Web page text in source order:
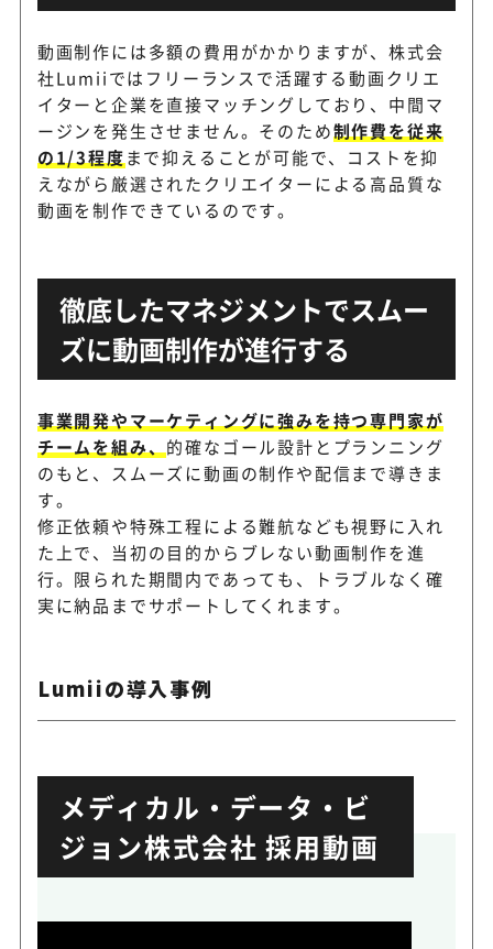
動画制作には多額の費用がかかりますが、株式会
社Lumiiではフリーランスで活躍する動画クリエ
イターと企業を直接マッチングしており、中間マ
ージンを発生させません。そのため制作費を従来
の1/3程度まで抑えることが可能で、コストを抑
えながら厳選されたクリエイターによる高品質な
動画を制作できているのです。
徹底したマネジメントでスムー
ズに動画制作が進行する
事業開発やマーケティングに強みを持つ専門家が
チームを組み、 的確なゴール設計とプランニング
のもと、スムーズに動画の制作や配信まで導きま
す。
修正依頼や特殊工程による難航なども視野に入れ
た上で、当初の目的からブレない動画制作を進
行。限られた期間内であっても、トラブルなく確
実に納品までサポートしてくれます。
Lumiiの導入事例
メディカル・データ・ビ
ジョン株式会社 採用動画